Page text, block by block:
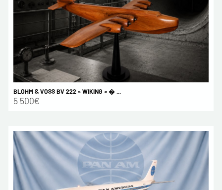
BLOHM & VOSS BV 222 « WIKING » � ...
5 500€